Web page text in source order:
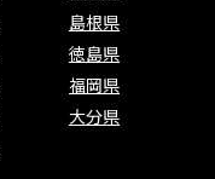
島根県
徳島県
福岡県
大分県